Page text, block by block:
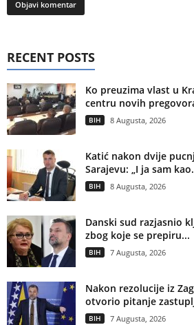
RECENT POSTS
Ko preuzima vlast u
centru novih
BIH 8 Augusta, 2026
Katić nakon dvije
Sarajevu: „I ja sam
BIH 8 Augusta, 2026
Danski sud razjasnio
zbog koje se prepiru...
BIH 7 Augusta, 2026
Nakon rezolucije iz
otvorio pitanje
BIH 7 Augusta, 2026